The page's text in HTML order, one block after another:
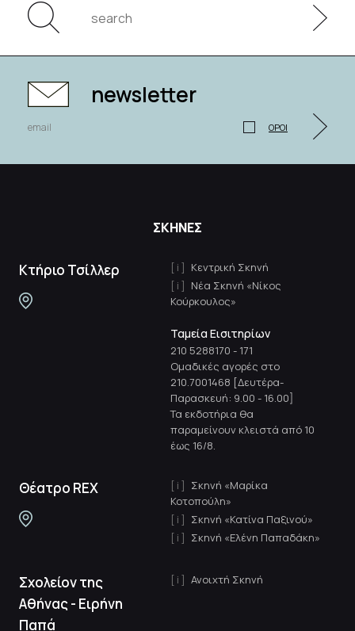
newsletter
ΟΡΟΙ
ΣΚΗΝΕΣ
Κτήριο Τσίλλερ
Κεντρική Σκηνή
Νέα Σκηνή «Νίκος
Κούρκουλος»
Ταμεία Εισιτηρίων
210 5288170 - 171
Ομαδικές αγορές στο
210.7001468 [Δευτέρα-
Παρασκευή: 9.00 - 16.00]
Τα εκδοτήρια θα
παραμείνουν κλειστά από 10
έως 16/8.
Θέατρο REX
Σκηνή «Μαρίκα
Κοτοπούλη»
Σκηνή «Κατίνα Παξινού»
Σκηνή «Ελένη Παπαδάκη»
Σχολείον της
Αθήνας - Ειρήνη
Παπά
Ανοιχτή Σκηνή